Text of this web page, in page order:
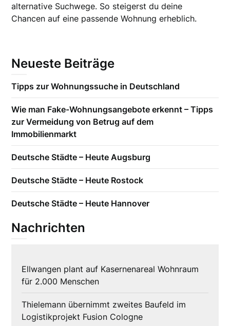
alternative Suchwege. So steigerst du deine
Chancen auf eine passende Wohnung erheblich.
Neueste Beiträge
Tipps zur Wohnungssuche in Deutschland
Wie man Fake-Wohnungsangebote erkennt – Tipps
zur Vermeidung von Betrug auf dem
Immobilienmarkt
Deutsche Städte – Heute Augsburg
Deutsche Städte – Heute Rostock
Deutsche Städte – Heute Hannover
Nachrichten
Ellwangen plant auf Kasernenareal Wohnraum
für 2.000 Menschen
Thielemann übernimmt zweites Baufeld im
Logistikprojekt Fusion Cologne